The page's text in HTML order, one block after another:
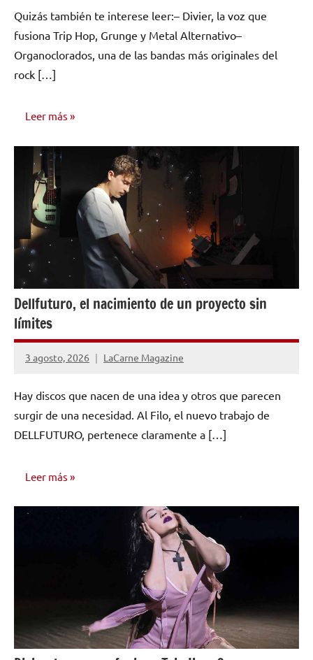
Quizás también te interese leer:– Divier, la voz que
fusiona Trip Hop, Grunge y Metal Alternativo–
Organoclorados, una de las bandas más originales del
rock […]
Leer más
ENTREVISTAS
Dellfuturo, el nacimiento de un proyecto sin
límites
3 agosto, 2026 LaCarne Magazine
Hay discos que nacen de una idea y otros que parecen
surgir de una necesidad. Al Filo, el nuevo trabajo de
DELLFUTURO, pertenece claramente a […]
Leer más